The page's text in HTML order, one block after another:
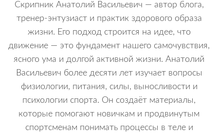
Скрипник Анатолий Васильевич — автор блога,
тренер-энтузиаст и практик здорового образа
жизни. Его подход строится на идее, что
движение — это фундамент нашего самочувствия,
ясного ума и долгой активной жизни. Анатолий
Васильевич более десяти лет изучает вопросы
физиологии, питания, силы, выносливости и
психологии спорта. Он создаёт материалы,
которые помогают новичкам и продвинутым
спортсменам понимать процессы в теле и